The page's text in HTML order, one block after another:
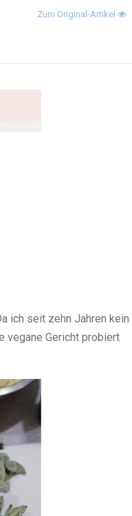
Zum Original-Artikel
ich seit zehn Jahren kein
vegane Gericht probiert